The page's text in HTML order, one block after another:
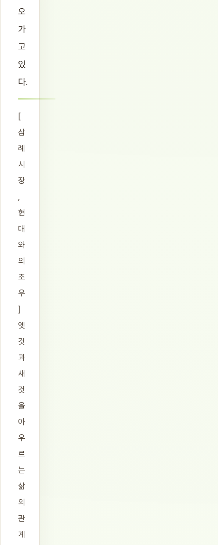
오
가
고
있
다.
[
삼
례
시
장
,
현
대
와
의
조
우
]
옛
것
과
새
것
을
아
우
르
는
삶
의
관
계